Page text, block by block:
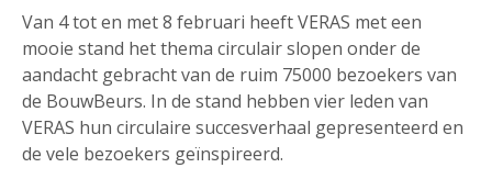
Van 4 tot en met 8 februari heeft VERAS met een
mooie stand het thema circulair slopen onder de
aandacht gebracht van de ruim 75000 bezoekers van
de BouwBeurs. In de stand hebben vier leden van
VERAS hun circulaire succesverhaal gepresenteerd en
de vele bezoekers geïnspireerd.